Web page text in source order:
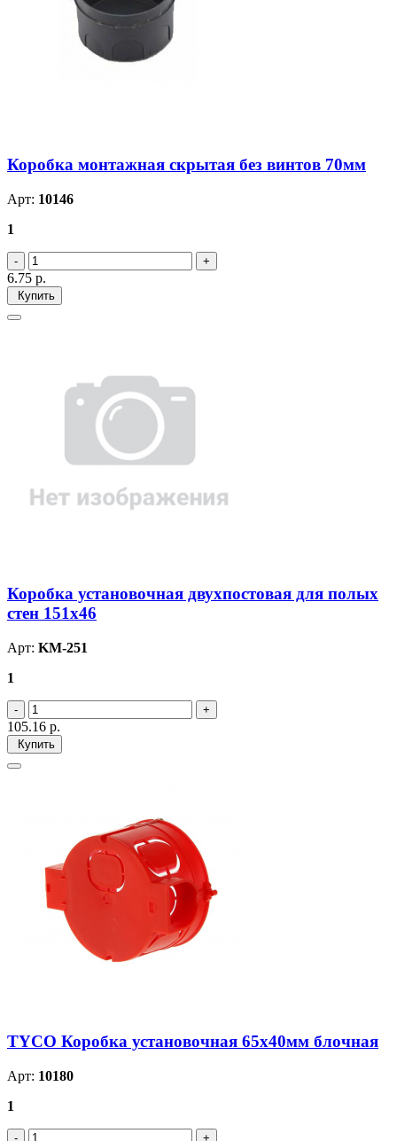
Коробка монтажная скрытая без винтов 70мм
Арт: 10146
1
6.75 р.
Купить
Коробка установочная двухпостовая для полых
стен 151х46
Арт: KM-251
1
105.16 р.
Купить
TYCO Коробка установочная 65х40мм блочная
Арт: 10180
1